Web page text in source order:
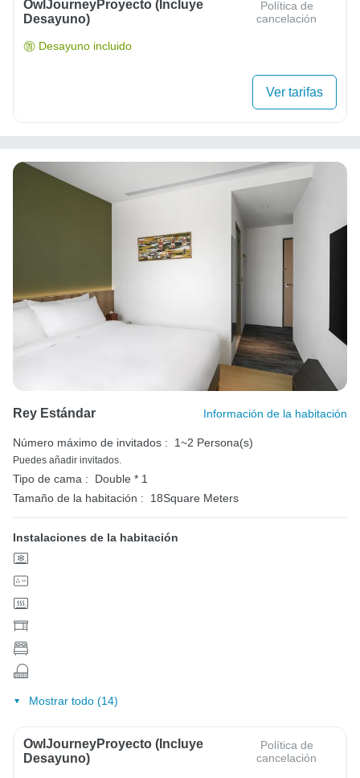
OwlJourneyProyecto (Incluye
Desayuno)
Política de
cancelación
Desayuno incluido
Ver tarifas
Rey Estándar Información de la habitación
Número máximo de invitados : 1~2 Persona(s)
Puedes añadir invitados.
Tipo de cama :
Double * 1
Tamaño de la habitación :
18Square Meters
Instalaciones de la habitación
Mostrar todo (14)
OwlJourneyProyecto (Incluye
Desayuno)
Política de
cancelación